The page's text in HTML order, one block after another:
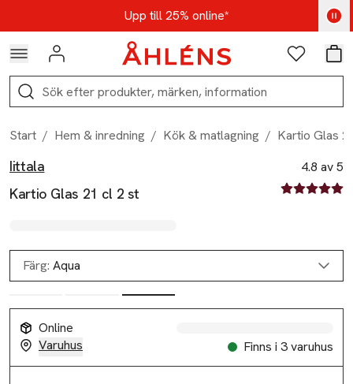
Hoppa till navigationsmenynUpp till 25% online*
Kod: AUG25 - Shoppa nu
Logga in Favoriter
Sök
Start / Hem & inredning / Kök & matlagning / Kartio Glas
Produktbilder
Hoppa över bildspelet
Iittala
Kartio Glas 21 cl 2 st
4.8 av 5
4.8 av fem
Färg: Aqua
Online
Varuhus
Finns i 3 varuhus
Produktinformation